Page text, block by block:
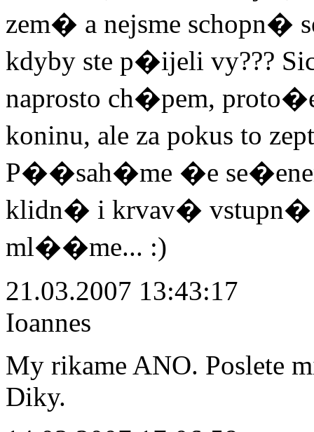
zem� a nejsme schopn�
kdyby ste p�ijeli vy???
naprosto ch�pem,
koninu, ale za pokus to
P��sah�me �e
klidn� i krvav�
ml��me... :)
21.03.2007 13:43:17
Ioannes
My rikame ANO. Poslete
Diky.